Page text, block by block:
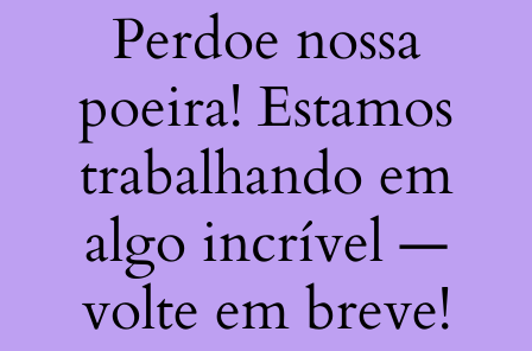
Perdoe nossa
poeira! Estamos
trabalhando em
algo incrível —
volte em breve!